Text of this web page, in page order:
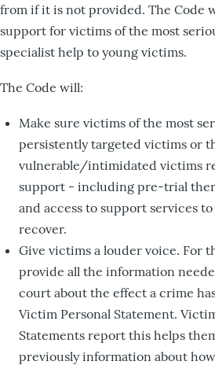
from if it is not provided. The Code
support for victims of the most
specialist help to young victims.
The Code will:
Make sure victims of the most
persistently targeted victims or
vulnerable/intimidated victims
support - including pre-trial
and access to support services
recover.
Give victims a louder voice. For
provide all the information
court about the effect a crime
Victim Personal Statement.
Statements report this helps
previously information about